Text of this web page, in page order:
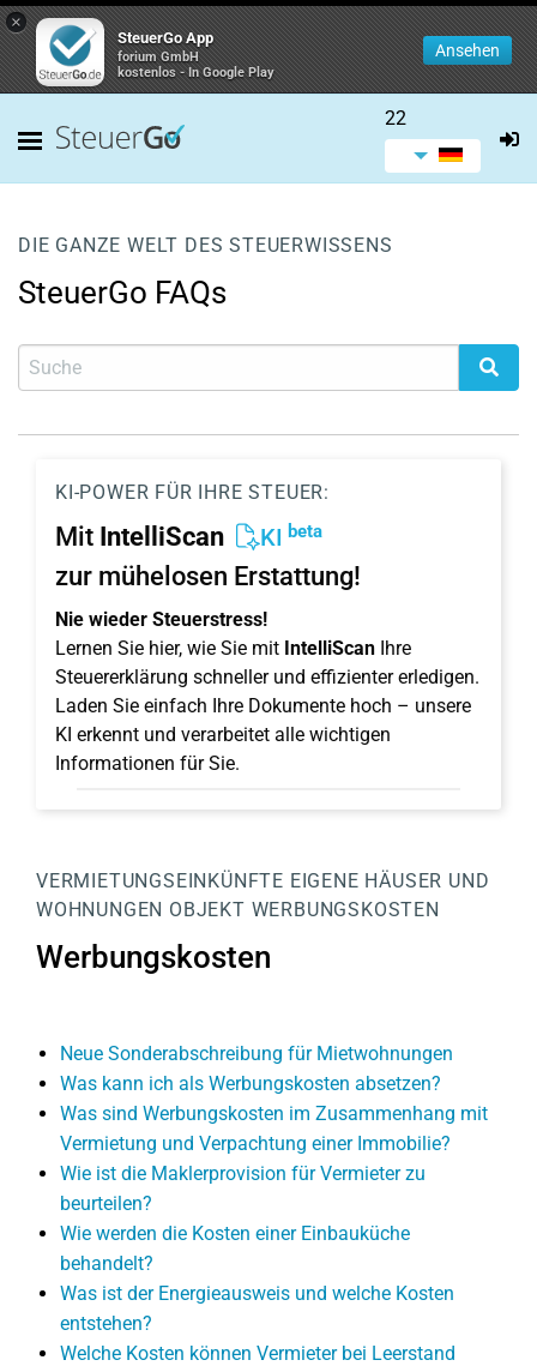
×
SteuerGo App
forium GmbH
kostenlos - In Google Play
Ansehen
22
DIE GANZE WELT DES STEUERWISSENS
SteuerGo FAQs
KI-POWER FÜR IHRE STEUER:
Mit IntelliScan KI beta
zur mühelosen Erstattung!
Nie wieder Steuerstress!
Lernen Sie hier, wie Sie mit IntelliScan Ihre
Steuererklärung schneller und effizienter erledigen.
Laden Sie einfach Ihre Dokumente hoch – unsere
KI erkennt und verarbeitet alle wichtigen
Informationen für Sie.
VERMIETUNGSEINKÜNFTE EIGENE HÄUSER UND
WOHNUNGEN OBJEKT WERBUNGSKOSTEN
Werbungskosten
Neue Sonderabschreibung für Mietwohnungen
Was kann ich als Werbungskosten absetzen?
Was sind Werbungskosten im Zusammenhang mit
Vermietung und Verpachtung einer Immobilie?
Wie ist die Maklerprovision für Vermieter zu
beurteilen?
Wie werden die Kosten einer Einbauküche
behandelt?
Was ist der Energieausweis und welche Kosten
entstehen?
Welche Kosten können Vermieter bei Leerstand